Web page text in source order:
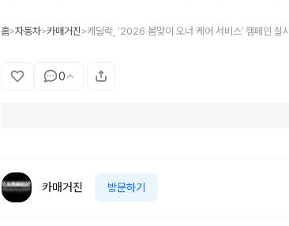
홈>자동차>카매거진 >캐딜락, ‘2026 봄맞이 오너 케어 서비스’ 캠페인 실시
0
카매거진 방문하기